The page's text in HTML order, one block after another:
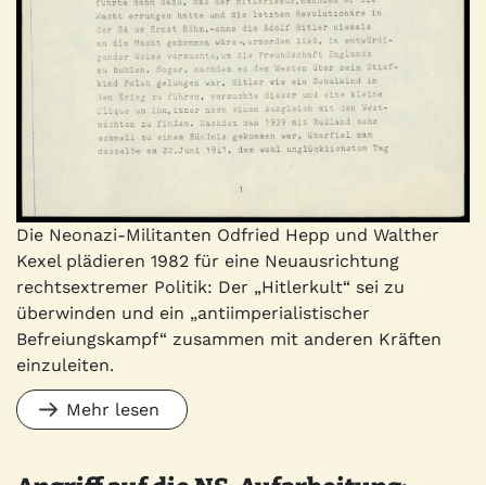
Die Neonazi-Militanten Odfried Hepp und Walther
Kexel plädieren 1982 für eine Neuausrichtung
rechtsextremer Politik: Der „Hitlerkult“ sei zu
überwinden und ein „antiimperialistischer
Befreiungskampf“ zusammen mit anderen Kräften
einzuleiten.
Mehr lesen